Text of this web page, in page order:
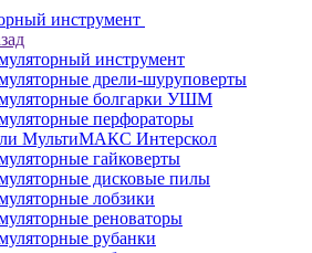
инструмент
инструмент
дрели-шуруповерты
болгарки УШМ
перфораторы
МультиМАКС Интерскол
гайковерты
дисковые пилы
лобзики
реноваторы
рубанки